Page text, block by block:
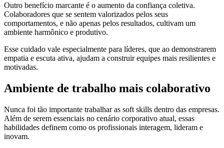
Outro benefício marcante é o aumento da confiança coletiva.
Colaboradores que se sentem valorizados pelos seus
comportamentos, e não apenas pelos resultados, cultivam um
ambiente harmônico e produtivo.
Esse cuidado vale especialmente para líderes, que ao demonstrarem
empatia e escuta ativa, ajudam a construir equipes mais resilientes e
motivadas.
Ambiente de trabalho mais colaborativo
Nunca foi tão importante trabalhar as soft skills dentro das empresas.
Além de serem essenciais no cenário corporativo atual, essas
habilidades definem como os profissionais interagem, lideram e
inovam.